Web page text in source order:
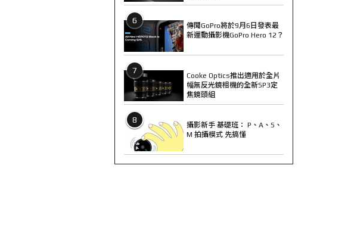
6
傳聞GoPro將於9月6日發表最
新運動攝影機GoPro Hero 12？
7
Cooke Optics推出適用於全片
幅無反光鏡相機的全新SP3定
焦鏡頭組
8
攝影新手 基礎班： P、A、S、
M 拍攝模式 先搞懂